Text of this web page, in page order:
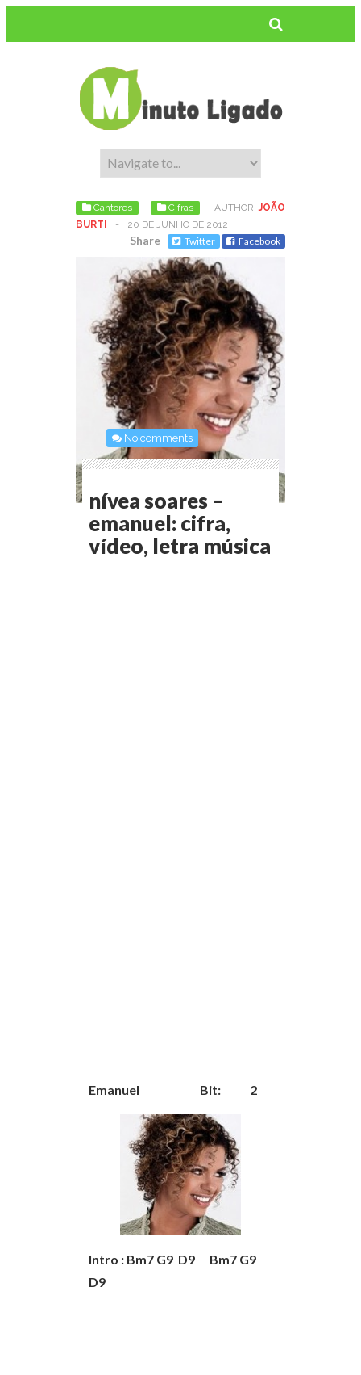
Cantores Cifras AUTHOR: JOÃO
BURTI
- 20 DE JUNHO DE 2012
Share Twitter Facebook
No comments
nívea soares –
emanuel: cifra,
vídeo, letra música
Emanuel Bit: 2
Intro : Bm7 G9 D9 Bm7 G9
D9